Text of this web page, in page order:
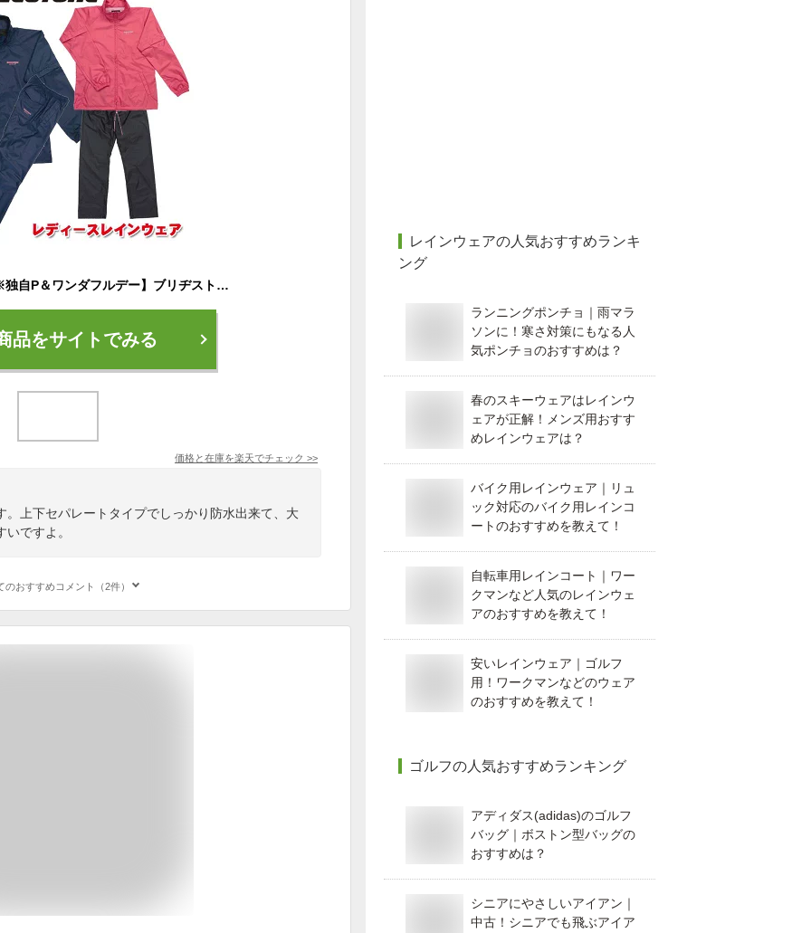
【10/1限定！最大25※独自P＆ワンダフルデー】ブリヂストン レディースレインウェア上下セットBRIDGESTONE 80G51 あす楽
品をサイトでみる
価格と在庫を楽天でチェック >>
。上下セパレートタイプでしっかり防水出来て、大
ですよ。
のおすすめコメント（2件）
レインウェアの人気おすすめランキ
ング
ランニングポンチョ｜雨マラ
ソンに！寒さ対策にもなる人
気ポンチョのおすすめは？
春のスキーウェアはレインウ
ェアが正解！メンズ用おすす
めレインウェアは？
バイク用レインウェア｜リュ
ック対応のバイク用レインコ
ートのおすすめを教えて！
自転車用レインコート｜ワー
クマンなど人気のレインウェ
アのおすすめを教えて！
安いレインウェア｜ゴルフ
用！ワークマンなどのウェア
のおすすめを教えて！
ゴルフの人気おすすめランキング
アディダス(adidas)のゴルフ
バッグ｜ボストン型バッグの
おすすめは？
シニアにやさしいアイアン｜
中古！シニアでも飛ぶアイア